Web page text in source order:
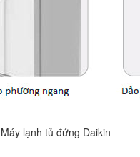
Máy lạnh tủ đứng Daikin